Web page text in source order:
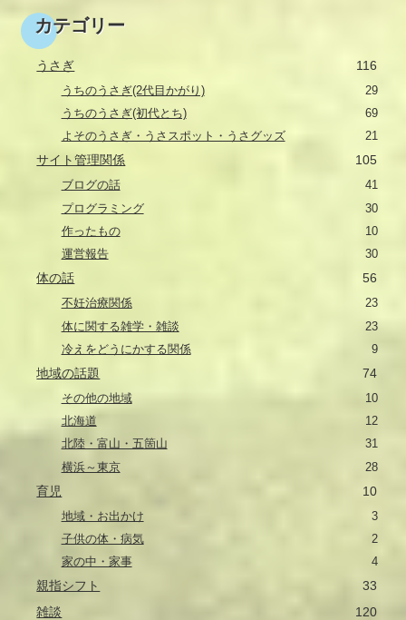
カテゴリー
うさぎ 116
うちのうさぎ(2代目かがり)
29
うちのうさぎ(初代とち)
69
よそのうさぎ・うさスポット・うさグッズ
21
サイト管理関係 105
ブログの話
41
プログラミング
30
作ったもの
10
運営報告
30
体の話 56
不妊治療関係
23
体に関する雑学・雑談
23
冷えをどうにかする関係
9
地域の話題 74
その他の地域
10
北海道
12
北陸・富山・五箇山
31
横浜～東京
28
育児 10
地域・お出かけ
3
子供の体・病気
2
家の中・家事
4
親指シフト
33
雑談
120